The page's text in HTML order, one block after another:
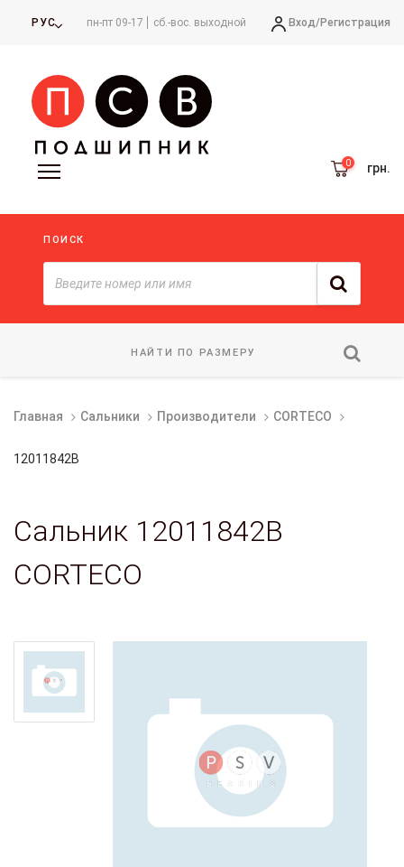
РУС пн-пт 09-17 сб.-вос. выходной Вход/Регистрация
грн.
ПОИСК
НАЙТИ ПО РАЗМЕРУ
Главная Сальники Производители CORTECO
12011842B
Сальник 12011842B
CORTECO